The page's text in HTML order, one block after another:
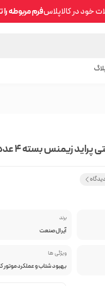
خود در کالاپلاسفرم مربوطه
زیمنس بسته 4 عددی
برند
آیرال صنعت
ویژگی ها